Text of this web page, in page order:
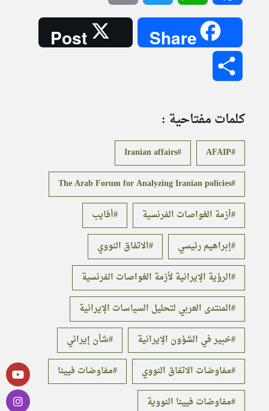
Share
Post
كلمات مفتاحية :
AFAIP
Iranian affairs
The Arab Forum for Analyzing Iranian policies
أزمة الغواصات الفرنسية
أفايب
إبراهيم رئيسي
الاتفاق النووي
الرؤية الإيرانية لأزمة الغواصات الفرنسية
المنتدى العربي لتحليل السياسات الإيرانية
خبير في الشؤون الإيرانية
شأن إيراني
مفاوضات الاتفاق النووي
مفاوضات فيينا
مفاوضات فيينا النووية